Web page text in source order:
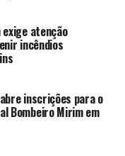
atenção
incêndios
inscrições para o
Bombeiro Mirim em